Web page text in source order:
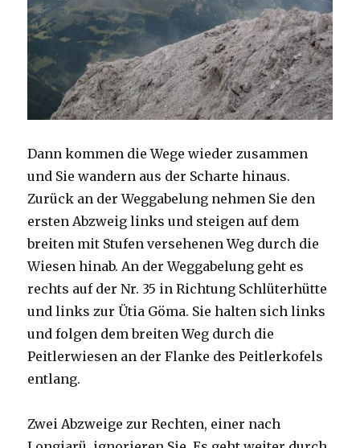
Dann kommen die Wege wieder zusammen
und Sie wandern aus der Scharte hinaus.
Zurück an der Weggabelung nehmen Sie den
ersten Abzweig links und steigen auf dem
breiten mit Stufen versehenen Weg durch die
Wiesen hinab. An der Weggabelung geht es
rechts auf der Nr. 35 in Richtung Schlüterhütte
und links zur Ütia Göma. Sie halten sich links
und folgen dem breiten Weg durch die
Peitlerwiesen an der Flanke des Peitlerkofels
entlang.
Zwei Abzweige zur Rechten, einer nach